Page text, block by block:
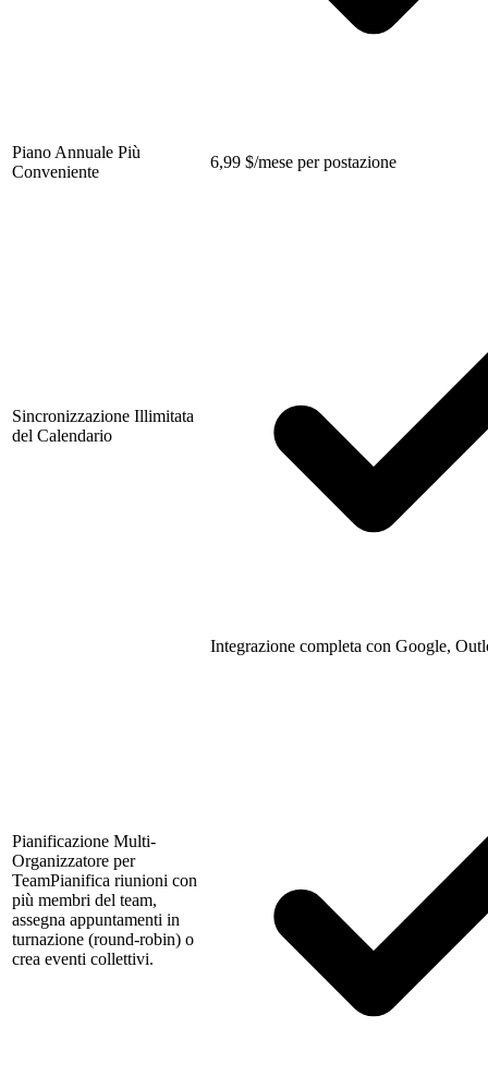
Piano Annuale Più
Conveniente
6,99 $/mese per postazione
Sincronizzazione Illimitata
del Calendario
Integrazione completa con Google,
Pianificazione Multi-
Organizzatore per
TeamPianifica riunioni con
più membri del team,
assegna appuntamenti in
turnazione (round-robin) o
crea eventi collettivi.